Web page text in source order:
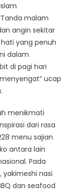
malam
angin sekitar
yang penuh
dalam
di pagi hari
ucap
menikmati
dari rasa
menu sajian
antara lain
Pada
yakimeshi nasi
dan seafood